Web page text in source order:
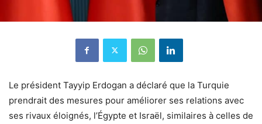
Le président Tayyip Erdogan a déclaré que la Turquie
prendrait des mesures pour améliorer ses relations avec
ses rivaux éloignés, l’Égypte et Israël, similaires à celles de